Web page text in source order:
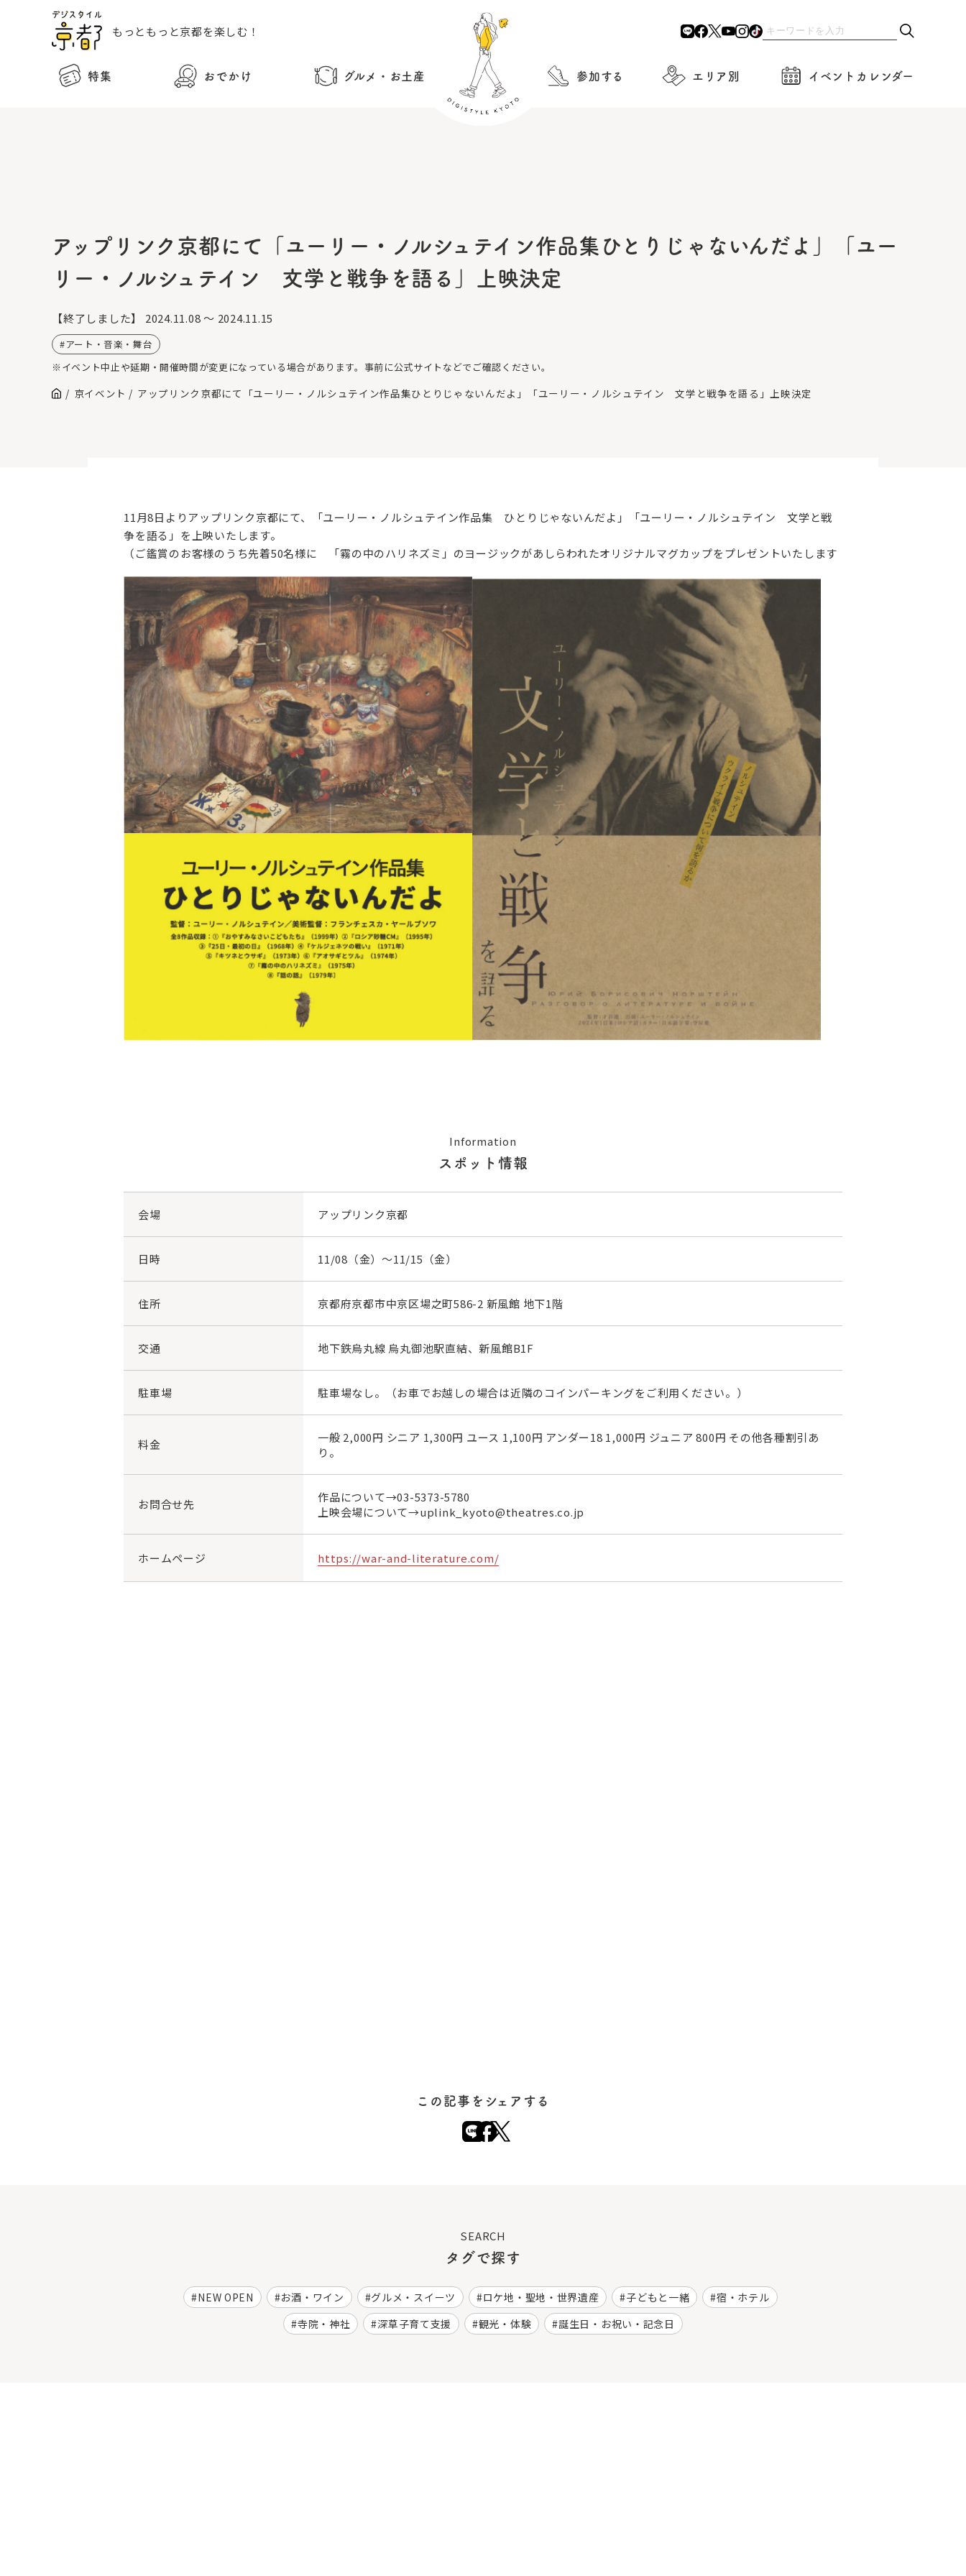
もっともっと京都を楽しむ！
特集 おでかけ グルメ・お土産 参加する エリア別 イベントカレンダー
アップリンク京都にて「ユーリー・ノルシュテイン作品集ひとりじゃないんだよ」「ユー
リー・ノルシュテイン 文学と戦争を語る」上映決定
【終了しました】 2024.11.08 ～ 2024.11.15
アート・音楽・舞台
※イベント中止や延期・開催時間が変更になっている場合があります。事前に公式サイトなどでご確認ください。
京イベント アップリンク京都にて「ユーリー・ノルシュテイン作品集ひとりじゃないんだよ」「ユーリー・ノルシュテイン 文学と戦争を語る」上映決定
11月8日よりアップリンク京都にて、「ユーリー・ノルシュテイン作品集 ひとりじゃないんだよ」「ユーリー・ノルシュテイン 文学と戦
争を語る」を上映いたします。
（ご鑑賞のお客様のうち先着50名様に 「霧の中のハリネズミ」のヨージックがあしらわれたオリジナルマグカップをプレゼントいたします
Information
スポット情報
会場 アップリンク京都
日時 11/08（金）〜11/15（金）
住所 京都府京都市中京区場之町586-2 新風館 地下1階
交通 地下鉄烏丸線 烏丸御池駅直結、新風館B1F
駐車場 駐車場なし。（お車でお越しの場合は近隣のコインパーキングをご利用ください。）
料金
一般 2,000円 シニア 1,300円 ユース 1,100円 アンダー18 1,000円 ジュニア 800円 その他各種割引あ
り。
お問合せ先 作品について→03-5373-5780
上映会場について→uplink_kyoto@theatres.co.jp
ホームページ https://war-and-literature.com/
この記事をシェアする
SEARCH
タグで探す
NEW OPEN お酒・ワイン グルメ・スイーツ ロケ地・聖地・世界遺産 子どもと一緒
宿・ホテル
寺院・神社
深草子育て支援 観光・体験 誕生日・お祝い・記念日